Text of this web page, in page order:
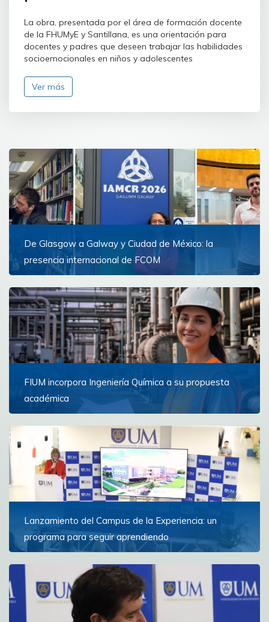
La obra, presentada por el área de formación docente
de la FHUMyE y Santillana, es una orientación para
docentes y padres que deseen trabajar las habilidades
socioemocionales en niños y adolescentes
Ver más
De Glasgow a Galway y Ciudad de México: la
presencia internacional de FCOM
representaron a la Universidad de Montevideo
Ver más
FIUM incorpora Ingeniería Química a su propuesta
académica
formará profesionales capaces de diseñar,
transformar y optimizar los procesos industriales que
están...
Ver más
Lanzamiento del Campus de la Experiencia: un
programa para seguir aprendiendo
para personas con experiencia que buscan ampliar
horizontes y continuar creciendo personal e...